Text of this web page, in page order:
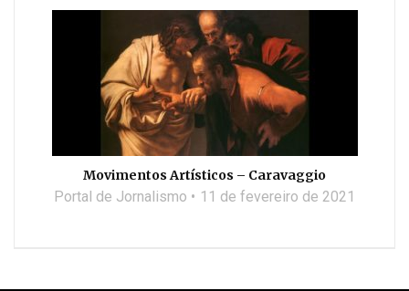
Movimentos Artísticos – Caravaggio
Portal de Jornalismo 11 de fevereiro de 2021